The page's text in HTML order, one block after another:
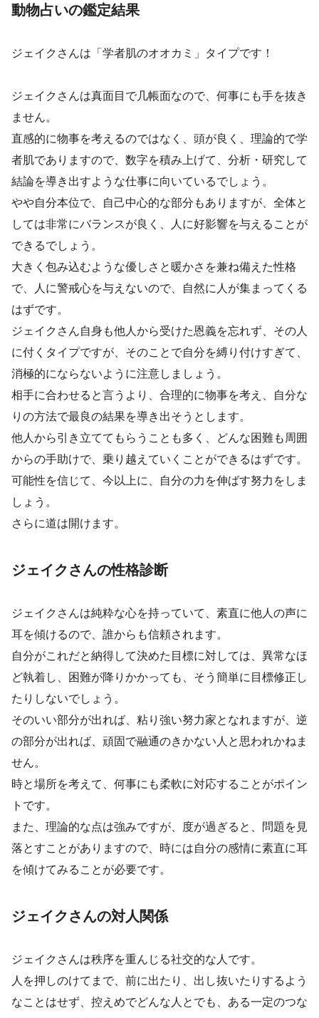
動物占いの鑑定結果
ジェイクさんは「学者肌のオオカミ」タイプです！
ジェイクさんは真面目で几帳面なので、何事にも手を抜き
ません。
直感的に物事を考えるのではなく、頭が良く、理論的で学
者肌でありますので、数字を積み上げて、分析・研究して
結論を導き出すような仕事に向いているでしょう。
やや自分本位で、自己中心的な部分もありますが、全体と
しては非常にバランスが良く、人に好影響を与えることが
できるでしょう。
大きく包み込むような優しさと暖かさを兼ね備えた性格
で、人に警戒心を与えないので、自然に人が集まってくる
はずです。
ジェイクさん自身も他人から受けた恩義を忘れず、その人
に付くタイプですが、そのことで自分を縛り付けすぎて、
消極的にならないように注意しましょう。
相手に合わせると言うより、合理的に物事を考え、自分な
りの方法で最良の結果を導き出そうとします。
他人から引き立ててもらうことも多く、どんな困難も周囲
からの手助けで、乗り越えていくことができるはずです。
可能性を信じて、今以上に、自分の力を伸ばす努力をしま
しょう。
さらに道は開けます。
ジェイクさんの性格診断
ジェイクさんは純粋な心を持っていて、素直に他人の声に
耳を傾けるので、誰からも信頼されます。
自分がこれだと納得して決めた目標に対しては、異常なほ
ど執着し、困難が降りかかっても、そう簡単に目標修正し
たりしないでしょう。
そのいい部分が出れば、粘り強い努力家となれますが、逆
の部分が出れば、頑固で融通のきかない人と思われかねま
せん。
時と場所を考えて、何事にも柔軟に対応することがポイン
トです。
また、理論的な点は強みですが、度が過ぎると、問題を見
落とすことがありますので、時には自分の感情に素直に耳
を傾けてみることが必要です。
ジェイクさんの対人関係
ジェイクさんは秩序を重んじる社交的な人です。
人を押しのけてまで、前に出たり、出し抜いたりするよう
なことはせず、控えめでどんな人とでも、ある一定のつな